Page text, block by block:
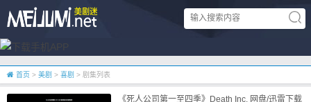
首页 > 美剧 > 喜剧 > 剧集列表
《死人公司第一至四季》Death Inc. 网盘/迅雷下载